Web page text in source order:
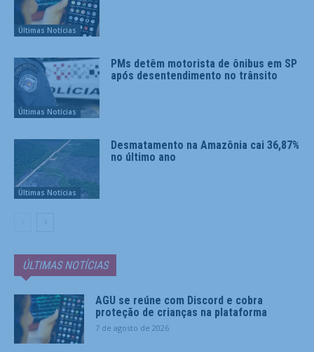
Últimas Notícias
Últimas Notícias
PMs detêm motorista de ônibus em SP
após desentendimento no trânsito
Últimas Notícias
Desmatamento na Amazônia cai 36,87%
no último ano
ÚLTIMAS NOTÍCIAS
AGU se reúne com Discord e cobra
proteção de crianças na plataforma
7 de agosto de 2026